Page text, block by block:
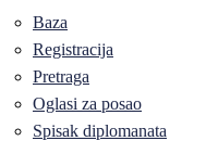
Baza
Registracija
Pretraga
Oglasi za posao
Spisak diplomanata